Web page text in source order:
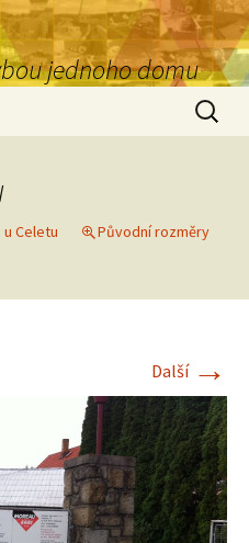
jednoho domu
u Celetu
Původní rozměry
Další →